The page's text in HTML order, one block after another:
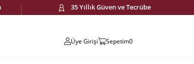
35 Yıllık Güven ve Tecrübe
Üye Girişi Sepetim0